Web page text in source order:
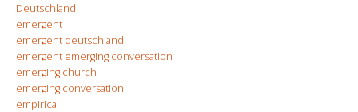
Deutschland
emergent
emergent deutschland
emergent emerging conversation
emerging church
emerging conversation
empirica